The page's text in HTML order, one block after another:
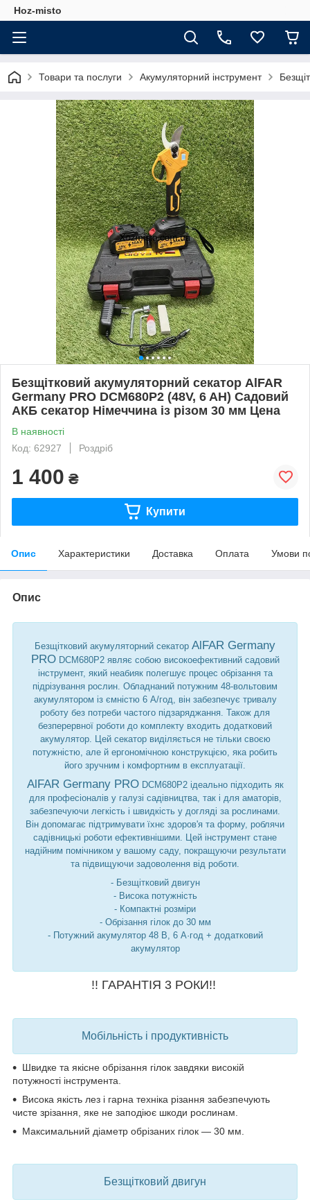
Hoz-misto
Товари та послуги Акумуляторний інструмент
Безщітковий акумуляторний секатор AlFAR
Germany PRO DCM680P2 (48V, 6 AH) Садовий
АКБ секатор Німеччина із різом 30 мм Цена
В наявності
Код: 62927
Роздріб
1 400 ₴
Купити
Опис Характеристики Доставка Оплата Умови
Опис
Безщітковий акумуляторний секатор AlFAR Germany
PRODCM680P2 являє собою високоефективний садовий
інструмент, який неабияк полегшує процес обрізання та
підрізування рослин Обладнаний потужним 48-вольтовим
акумулятором із ємністю 6 А/год , він забезпечує тривалу
роботу без потреби частого підзаряджання. Також для
безперервної роботи до комплекту входить додатковий
акумулятор. Цей секатор виділяється не тільки своєю
потужністю, але й ергономічною конструкцією, яка робить
його зручним і комфортним в експлуатації.
AlFAR Germany PRODCM680P2 ідеально підходить як
для професіоналів у галузі садівництва, так і для аматорів,
забезпечуючи легкість і швидкість у догляді за рослинами.
Він допомагає підтримувати їхнє здоров'я та форму, роблячи
садівницькі роботи ефективнішими. Цей інструмент стане
надійним помічником у вашому саду, покращуючи результати
та підвищуючи задоволення від роботи.
- Безщітковий двигун
- Висока потужність
- Компактні розміри
- Обрізання гілок до 30 мм
- Потужний акумулятор 48 В, 6 А·год + додатковий
акумулятор
!! ГАРАНТІЯ 3 РОКИ!!
Мобільність і продуктивність
Швидке та якісне обрізання гілок завдяки високій
потужності інструмента.
Висока якість лез і гарна техніка різання забезпечують
чисте зрізання, яке не заподіює шкоди рослинам.
Максимальний діаметр обрізаних гілок — 30 мм
Безщітковий двигун